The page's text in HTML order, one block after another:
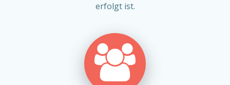
erfolgt ist.